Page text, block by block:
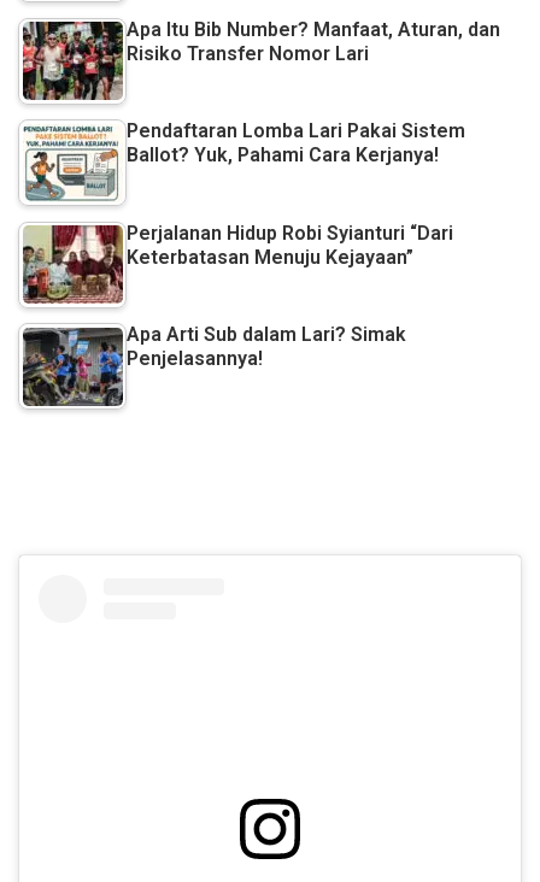
Apa Itu Bib Number? Manfaat, Aturan, dan
Risiko Transfer Nomor Lari
Pendaftaran Lomba Lari Pakai Sistem
Ballot? Yuk, Pahami Cara Kerjanya!
Perjalanan Hidup Robi Syianturi “Dari
Keterbatasan Menuju Kejayaan”
Apa Arti Sub dalam Lari? Simak
Penjelasannya!